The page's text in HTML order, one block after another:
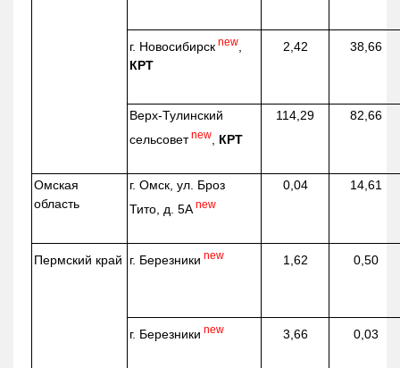
г. Новосибирск new
КРТ
2,42 38,66
Верх-Тулинский
сельсовет new КРТ
114,29 82,66
Омская
область
г. Омск, ул. Броз
Тито, д. 5А new
0,04 14,61
Пермский край г. Березники new 1,62 0,50
г. Березники new 3,66 0,03